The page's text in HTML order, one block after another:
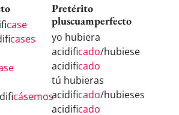
case
cases
cásemos
Pretérito
pluscuamperfecto
yo hubiera
acidificado/hubiese
acidificado
tú hubieras
acidificado/hubieses
acidificado